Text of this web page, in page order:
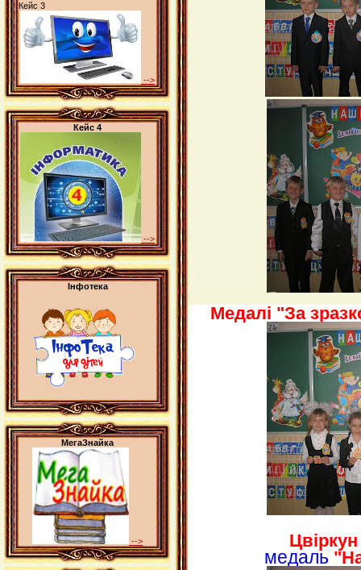
Кейс 3
-->
Кейс 4
-->
Інфотека
МегаЗнайка
-->
Медалі "За
медаль